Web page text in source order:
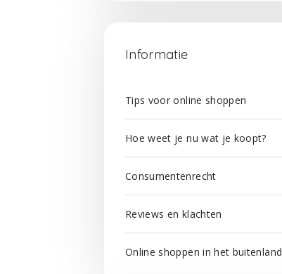
Informatie
Tips voor online shoppen
Hoe weet je nu wat je koopt?
Consumentenrecht
Reviews en klachten
Online shoppen in het buitenland